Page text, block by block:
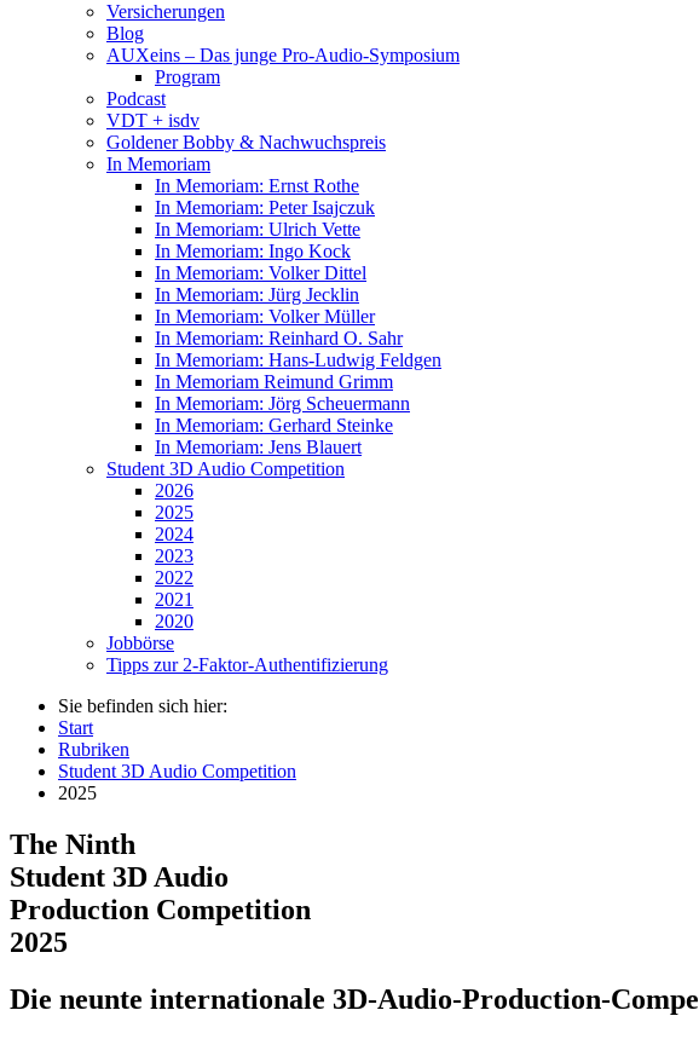
Versicherungen
Blog
AUXeins – Das junge Pro-Audio-Symposium
Program
Podcast
VDT + isdv
Goldener Bobby & Nachwuchspreis
In Memoriam
In Memoriam: Ernst Rothe
In Memoriam: Peter Isajczuk
In Memoriam: Ulrich Vette
In Memoriam: Ingo Kock
In Memoriam: Volker Dittel
In Memoriam: Jürg Jecklin
In Memoriam: Volker Müller
In Memoriam: Reinhard O. Sahr
In Memoriam: Hans-Ludwig Feldgen
In Memoriam Reimund Grimm
In Memoriam: Jörg Scheuermann
In Memoriam: Gerhard Steinke
In Memoriam: Jens Blauert
Student 3D Audio Competition
2026
2025
2024
2023
2022
2021
2020
Jobbörse
Tipps zur 2-Faktor-Authentifizierung
Sie befinden sich hier:
Start
Rubriken
Student 3D Audio Competition
2025
The Ninth
Student 3D Audio
Production Competition
2025
Die neunte internationale 3D-Audio-Production-